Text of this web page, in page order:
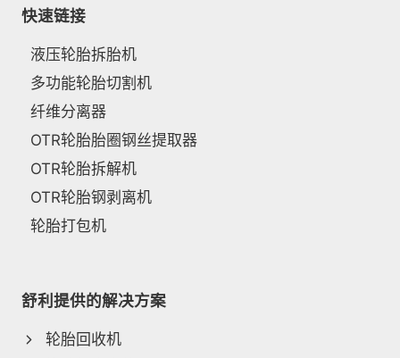
快速链接
液压轮胎拆胎机
多功能轮胎切割机
纤维分离器
OTR轮胎胎圈钢丝提取器
OTR轮胎拆解机
OTR轮胎钢剥离机
轮胎打包机
舒利提供的解决方案
轮胎回收机